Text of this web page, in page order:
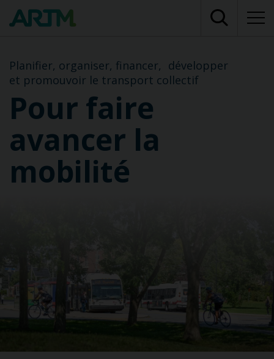
Planifier, organiser, financer, développer
et promouvoir le transport collectif
Pour faire
avancer la
mobilité